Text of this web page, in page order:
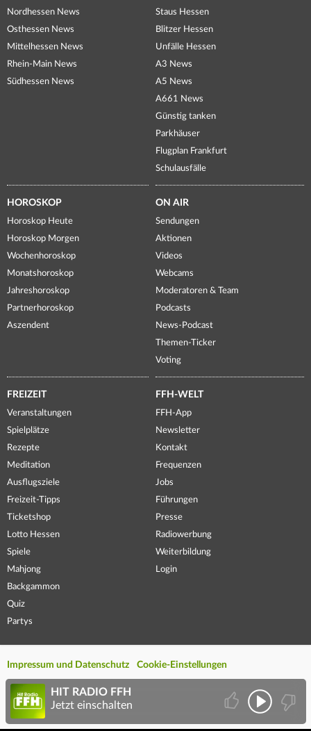
Nordhessen News
Osthessen News
Mittelhessen News
Rhein-Main News
Südhessen News
Staus Hessen
Blitzer Hessen
Unfälle Hessen
A3 News
A5 News
A661 News
Günstig tanken
Parkhäuser
Flugplan Frankfurt
Schulausfälle
HOROSKOP
Horoskop Heute
Horoskop Morgen
Wochenhoroskop
Monatshoroskop
Jahreshoroskop
Partnerhoroskop
Aszendent
ON AIR
Sendungen
Aktionen
Videos
Webcams
Moderatoren & Team
Podcasts
News-Podcast
Themen-Ticker
Voting
FREIZEIT
Veranstaltungen
Spielplätze
Rezepte
Meditation
Ausflugsziele
Freizeit-Tipps
Ticketshop
Lotto Hessen
Spiele
Mahjong
Backgammon
Quiz
Partys
FFH-WELT
FFH-App
Newsletter
Kontakt
Frequenzen
Jobs
Führungen
Presse
Radiowerbung
Weiterbildung
Login
Impressum und Datenschutz Cookie-Einstellungen
HIT RADIO FFH
Jetzt einschalten